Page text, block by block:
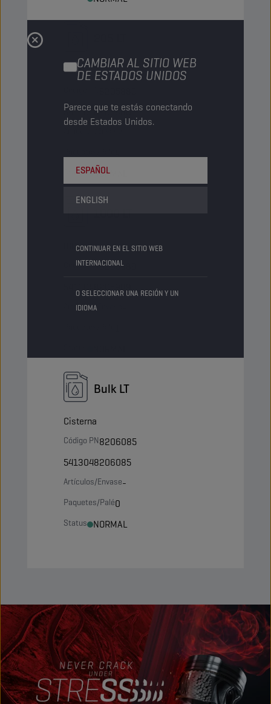
CAMBIAR AL SITIO WEB
DE ESTADOS UNIDOS
Parece que te estás conectando
desde Estados Unidos.
ESPAÑOL
ENGLISH
CONTINUAR EN EL SITIO WEB
INTERNACIONAL
O SELECCIONAR UNA REGIÓN Y UN
IDIOMA
Barril
5413048205880
Status NORMAL
IBC
Código PN8205989
Artículos/Envase
Bulk LT
Cisterna
Código PN8206085
5413048206085
Artículos/Envase-
Paquetes/Palé0
Status NORMAL